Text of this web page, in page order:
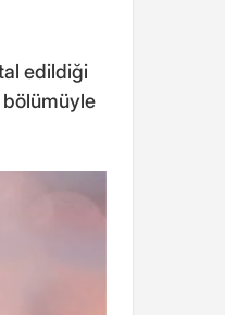
edildiği
bölümüyle